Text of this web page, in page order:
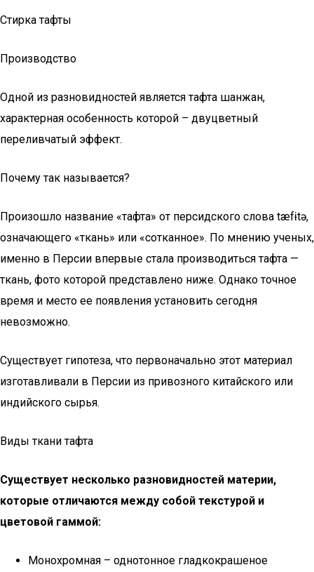
Стирка тафты
Производство
Одной из разновидностей является тафта шанжан,
характерная особенность которой – двуцветный
переливчатый эффект.
Почему так называется?
Произошло название «тафта» от персидского слова tæfɨtə,
означающего «ткань» или «сотканное». По мнению ученых,
именно в Персии впервые стала производиться тафта —
ткань, фото которой представлено ниже. Однако точное
время и место ее появления установить сегодня
невозможно.
Существует гипотеза, что первоначально этот материал
изготавливали в Персии из привозного китайского или
индийского сырья.
Виды ткани тафта
Существует несколько разновидностей материи,
которые отличаются между собой текстурой и
цветовой гаммой:
Монохромная – однотонное гладкокрашеное